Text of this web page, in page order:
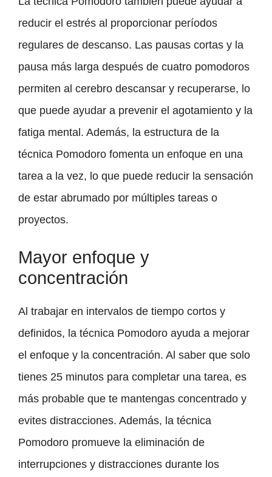
reducir el estrés al proporcionar períodos
regulares de descanso. Las pausas cortas y la
pausa más larga después de cuatro pomodoros
permiten al cerebro descansar y recuperarse, lo
que puede ayudar a prevenir el agotamiento y la
fatiga mental. Además, la estructura de la
técnica Pomodoro fomenta un enfoque en una
tarea a la vez, lo que puede reducir la sensación
de estar abrumado por múltiples tareas o
proyectos.
Mayor enfoque y
concentración
Al trabajar en intervalos de tiempo cortos y
definidos, la técnica Pomodoro ayuda a mejorar
el enfoque y la concentración. Al saber que solo
tienes 25 minutos para completar una tarea, es
más probable que te mantengas concentrado y
evites distracciones. Además, la técnica
Pomodoro promueve la eliminación de
interrupciones y distracciones durante los